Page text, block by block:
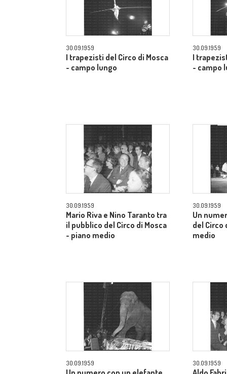
30.09.1959
I trapezisti del Circo di Mosca
- campo lungo
30.09.1959
I
- campo
30.09.1959
Mario Riva e Nino Taranto tra
il pubblico del Circo di Mosca
- piano medio
30.09.1959
Un
del Circo
medio
30.09.1959 30.09.1959